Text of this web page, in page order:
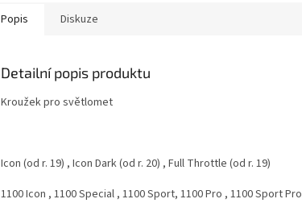
Popis Diskuze
Detailní popis produktu
Kroužek pro světlomet
Icon (od r. 19) , Icon Dark(od r. 20) , Full Throttle (od r. 19)
1100 Icon , 1100 Special , 1100 Sport, 1100 Pro , 1100 Sport Pro